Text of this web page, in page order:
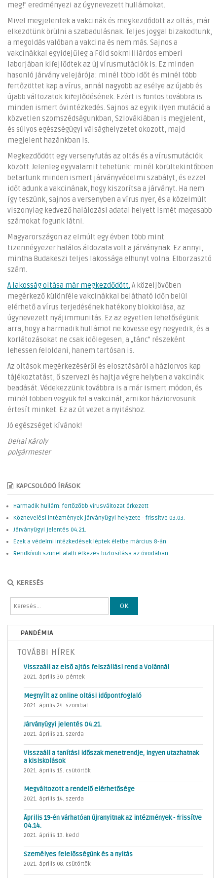
meg!” eredményezi az úgynevezett hullámokat.
Mivel megjelentek a vakcinák és megkezdődött az oltás, már
elkezdtünk örülni a szabadulásnak. Teljes joggal bizakodtunk,
a megoldás valóban a vakcina és nem más. Sajnos a
vakcinákkal egyidejűleg a Föld sokmilliárdos emberi
laborjában kifejlődtek az új vírusmutációk is. Ez minden
hasonló járvány velejárója: minél több időt és minél több
fertőzöttet kap a vírus, annál nagyobb az esélye az újabb és
újabb változatok kifejlődésének. Ezért is fontos továbbra is
minden ismert óvintézkedés. Sajnos az egyik ilyen mutáció a
közvetlen szomszédságunkban, Szlovákiában is megjelent,
és súlyos egészségügyi válsághelyzetet okozott, majd
megjelent hazánkban is.
Megkezdődött egy versenyfutás az oltás és a vírusmutációk
között. Jelenleg egyvalamit tehetünk: minél körültekintőbben
betartunk minden ismert járványvédelmi szabályt, és ezzel
időt adunk a vakcinának, hogy kiszorítsa a járványt. Ha nem
így teszünk, sajnos a versenyben a vírus nyer, és a közelmúlt
viszonylag kedvező halálozási adatai helyett ismét magasabb
számokat fogunk látni.
Magyarországon az elmúlt egy évben több mint
tizennégyezer halálos áldozata volt a járványnak. Ez annyi,
mintha Budakeszi teljes lakossága elhunyt volna. Elborzasztó
szám.
A lakosság oltása már megkezdődött. A közeljövőben
megérkező különféle vakcinákkal belátható időn belül
elérhető a vírus terjedésének hatékony blokkolása, az
úgynevezett nyájimmunitás. Ez az egyetlen lehetőségünk
arra, hogy a harmadik hullámot ne kövesse egy negyedik, és a
korlátozásokat ne csak időlegesen, a „tánc” részeként
lehessen feloldani, hanem tartósan is.
Az oltások megérkezéséről és elosztásáról a háziorvos kap
tájékoztatást, ő szervezi és hajtja végre helyben a vakcinák
beadását. Védekezzünk továbbra is a már ismert módon, és
minél többen vegyük fel a vakcinát, amikor háziorvosunk
értesít minket. Ez az út vezet a nyitáshoz.
Jó egészséget kívánok!
Deltai Károly
polgármester
KAPCSOLÓDÓ ÍRÁSOK
Harmadik hullám: fertőzőbb vírusváltozat érkezett
Köznevelési intézmények járványügyi helyzete - frissítve 03.03.
Járványügyi jelentés 04.21.
Ezek a védelmi intézkedések léptek életbe március 8-án
Rendkívüli szünet alatti étkezés biztosítása az óvodában
KERESÉS
OK
PANDÉMIA
TOVÁBBI HÍREK
Visszaáll az első ajtós felszállási rend a Volánnál
2021. április 30. péntek
Megnyílt az online oltási időpontfoglaló
2021. április 24. szombat
Járványügyi jelentés 04.21.
2021. április 21. szerda
Visszaáll a tanítási időszak menetrendje, ingyen utazhatnak
a kisiskolások
2021. április 15. csütörtök
Megváltozott a rendelő elérhetősége
2021. április 14. szerda
Április 19-én várhatóan újranyitnak az intézmények - frissítve
04.14.
2021. április 13. kedd
Személyes felelősségünk és a nyitás
2021. április 08. csütörtök